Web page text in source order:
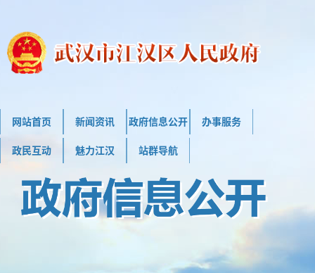
网站首页 新闻资讯 政府信息公开 办事服务
政民互动 魅力江汉 站群导航